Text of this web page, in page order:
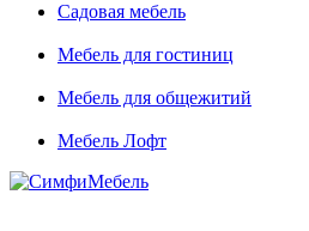
Садовая мебель
Мебель для гостиниц
Мебель для общежитий
Мебель Лофт